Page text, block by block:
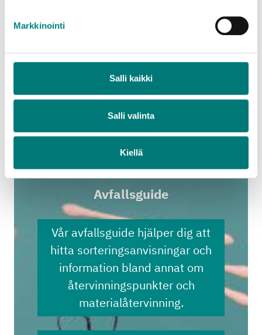
Markkinointi
Salli kaikki
Salli valinta
Kiellä
från kartongen och tas till vara separat. Av returfiber
kan man bl.a. tillverka hylsor för mjukpapper, olika
förpackningskartonger- och papper samt
högtryckslaminat. Returfiber ersätter trä. Efter att
materialet har använts på nytt tillräckligt många
gånger, kan man ännu använda det som till exempel
bioenergi eller som jordförbättringsmedel.
Läs mera om materialets återvinning
Finlands Förpackningsåtervinning RINKI Ab
Avfallsguide
Vår avfallsguide hjälper dig att
hitta sorteringsanvisningar och
information bland annat om
återvinningspunkter och
materialåtervinning.